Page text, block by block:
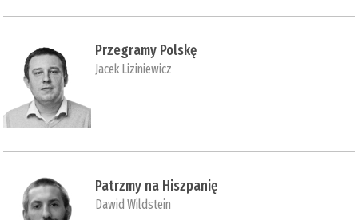
Przegramy Polskę
Jacek Liziniewicz
Patrzmy na Hiszpanię
Dawid Wildstein